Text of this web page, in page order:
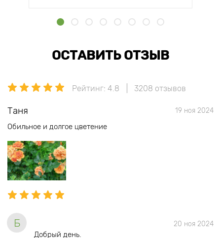
ОСТАВИТЬ ОТЗЫВ
Рейтинг: 4.8 3208 отзывов
Таня 19 ноя 2024
Обильное и долгое цветение
Б 20 ноя 2024
Добрый день.